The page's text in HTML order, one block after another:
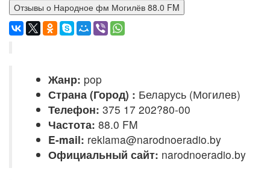
Отзывы о Народное фм Могилёв 88.0 FM
Жанр: pop
Страна (Город) : Беларусь (Могилев)
Телефон: 375 17 202?80-00
Частота: 88.0 FM
E-mail: reklama@narodnoeradio.by
Официальный сайт: narodnoeradio.by